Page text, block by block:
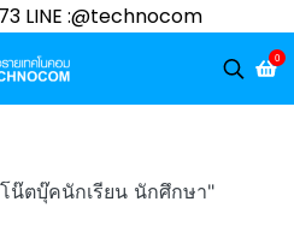
LINE :@technocom
0
น๊ตบุ๊คนักเรียน นักศึกษา"